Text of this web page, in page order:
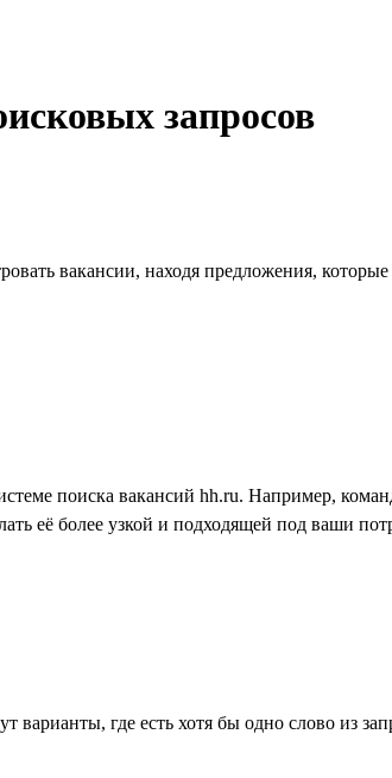
запросов
вакансии, находя предложения, которые
поиска вакансий hh.ru. Например,
её более узкой и подходящей под ваши
где есть хотя бы одно слово из